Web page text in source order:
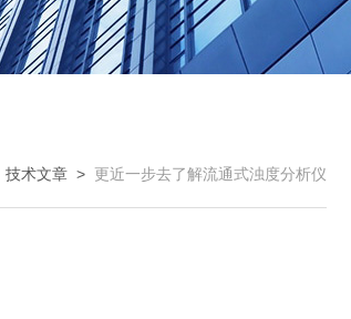
技术文章 > 更近一步去了解流通式浊度分析仪